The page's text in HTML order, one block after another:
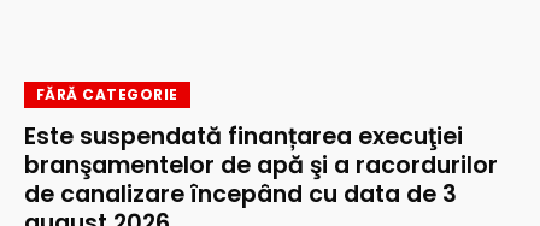
FĂRĂ CATEGORIE
Este suspendată finanțarea execuţiei
branşamentelor de apă şi a racordurilor
de canalizare începând cu data de 3